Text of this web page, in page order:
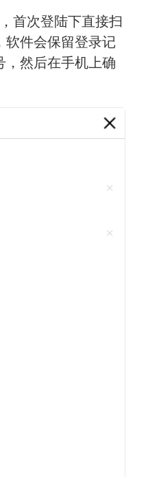
首次登陆下直接扫
软件会保留登录记
，然后在手机上确